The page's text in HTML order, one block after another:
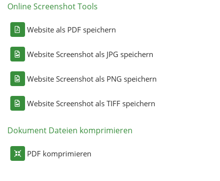
Online Screenshot Tools
Website als PDF speichern
Website Screenshot als JPG speichern
Website Screenshot als PNG speichern
Website Screenshot als TIFF speichern
Dokument Dateien komprimieren
PDF komprimieren